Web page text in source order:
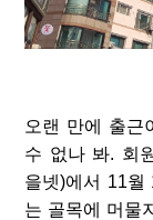
오랜 만에 출근
수 없나 봐. 회
을넷)에서 11월
는 골목에 머물